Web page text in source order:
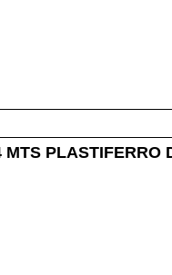
MTS PLASTIFERRO